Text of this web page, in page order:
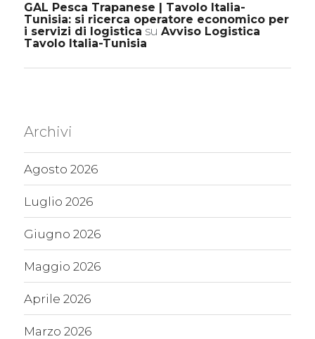
GAL Pesca Trapanese | Tavolo Italia-
Tunisia: si ricerca operatore economico per
i servizi di logistica su Avviso Logistica
Tavolo Italia-Tunisia
Archivi
Agosto 2026
Luglio 2026
Giugno 2026
Maggio 2026
Aprile 2026
Marzo 2026